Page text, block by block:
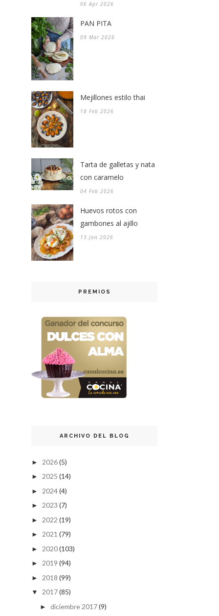
06 Apr 2026
PAN PITA
09 Mar 2026
Mejillones estilo thai
18 Feb 2026
Tarta de galletas y nata
con caramelo
04 Feb 2026
Huevos rotos con
gambones al ajillo
13 Jan 2026
PREMIOS
ARCHIVO DEL BLOG
► 2026(5)
► 2025 (14)
► 2024(4)
► 2023 (7)
► 2022 (19)
► 2021 (79)
► 2020(103)
► 2019 (94)
► 2018 (99)
▼ 2017(85)
► diciembre 2017(9)